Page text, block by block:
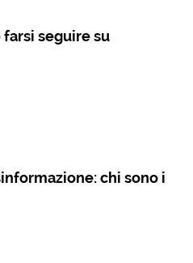
seguire su
chi sono i